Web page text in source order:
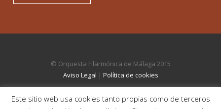
© Orquesta Filarmónica de Málaga 2015
Aviso Legal | Política de cookies
Este sitio web usa cookies tanto propias como de terceros